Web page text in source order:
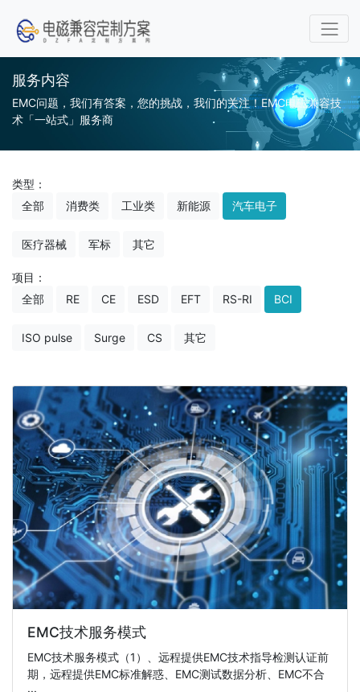
服务内容
EMC问题，我们有答案，您的挑战，我们的关注！EMC电磁兼容技
术「一站式」服务商
类型：
全部
消费类 工业类 新能源 汽车电子
医疗器械 军标 其它
项目：
全部
RE CE ESD EFT RS-RI BCI
ISO pulse Surge CS 其它
EMC技术服务模式
EMC技术服务模式（1）、远程提供EMC技术指导检测认证前
期，远程提供EMC标准解惑、EMC测试数据分析、EMC不合